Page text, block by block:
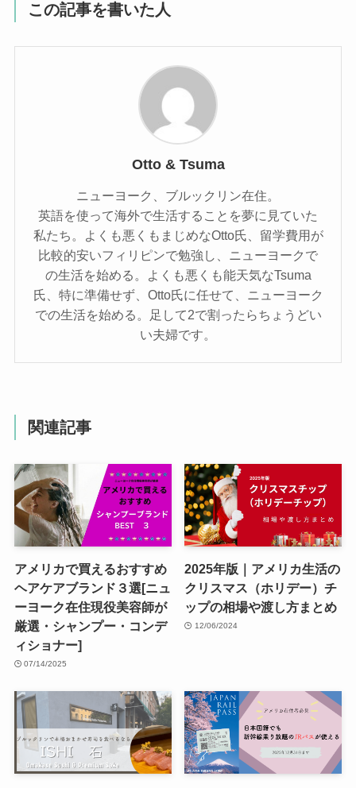
この記事を書いた人
Otto & Tsuma
ニューヨーク、ブルックリン在住。
英語を使って海外で生活することを夢に見ていた
私たち。よくも悪くもまじめなOtto氏、留学費用が
比較的安いフィリピンで勉強し、ニューヨークで
の生活を始める。よくも悪くも能天気なTsuma
氏、特に準備せず、Otto氏に任せて、ニューヨーク
での生活を始める。足して2で割ったらちょうどい
い夫婦です。
関連記事
アメリカで買えるおすすめ
ヘアケアブランド３選[ニュ
ーヨーク在住現役美容師が
厳選・シャンプー・コンデ
ィショナー]
07/14/2025
2025年版｜アメリカ生活の
クリスマス（ホリデー）チ
ップの相場や渡し方まとめ
12/06/2024